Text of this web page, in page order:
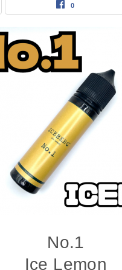
0
No.1
Ice Lemon